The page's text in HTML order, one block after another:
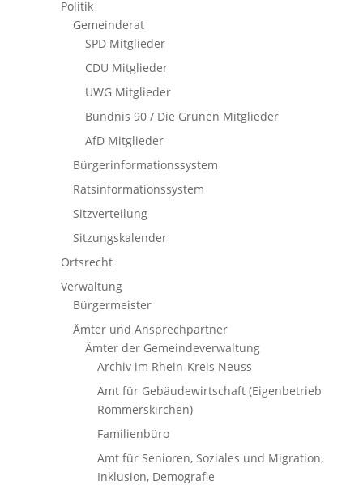
Politik
Gemeinderat
SPD Mitglieder
CDU Mitglieder
UWG Mitglieder
Bündnis 90 / Die Grünen Mitglieder
AfD Mitglieder
Bürgerinformationssystem
Ratsinformationssystem
Sitzverteilung
Sitzungskalender
Ortsrecht
Verwaltung
Bürgermeister
Ämter und Ansprechpartner
Ämter der Gemeindeverwaltung
Archiv im Rhein-Kreis Neuss
Amt für Gebäudewirtschaft (Eigenbetrieb
Rommerskirchen)
Familienbüro
Amt für Senioren, Soziales und Migration,
Inklusion, Demografie